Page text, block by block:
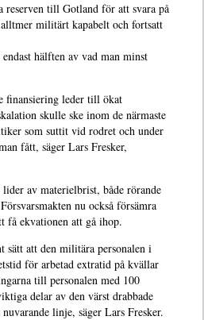
reserven till Gotland för att svara på
militärt kapabelt och fortsatt
hälften av vad man minst
finansiering leder till ökat
skulle ske inom de närmaste
som suttit vid rodret och under
fått, säger Lars Fresker,
av materielbrist, både rörande
nu också försämra
få ekvationen att gå ihop.
sätt att den militära personalen i
för arbetad extratid på kvällar
till personalen med 100
delar av den värst drabbade
linje, säger Lars Fresker.